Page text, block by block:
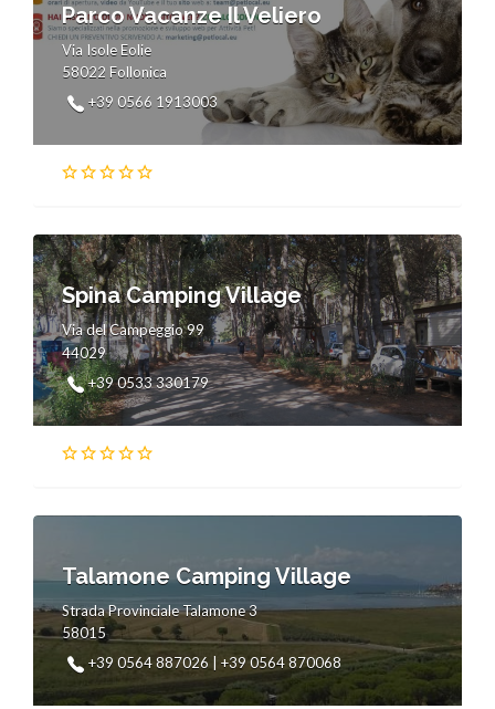
Parco Vacanze Il Veliero
Via Isole Eolie
58022 Follonica
+39 0566 1913003
Spina Camping Village
Via del Campeggio 99
44029
+39 0533 330179
Talamone Camping Village
Strada Provinciale Talamone 3
58015
+39 0564 887026 | +39 0564 870068